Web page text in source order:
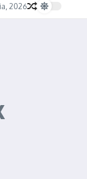
2026